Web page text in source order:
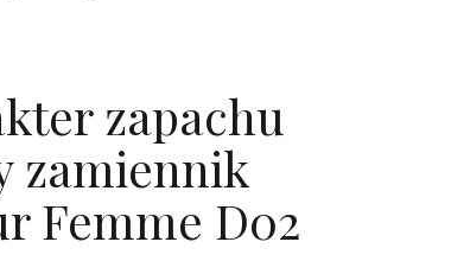
zapachu
zamiennik
Femme D02